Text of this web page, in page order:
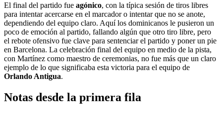
El final del partido fue agónico, con la típica sesión de tiros libres
para intentar acercarse en el marcador o intentar que no se anote,
dependiendo del equipo claro. Aquí los dominicanos le pusieron un
poco de emoción al partido, fallando algún que otro tiro libre, pero
el rebote ofensivo fue clave para sentenciar el partido y poner un pie
en Barcelona. La celebración final del equipo en medio de la pista,
con Martínez como maestro de ceremonias, no fue más que un claro
ejemplo de lo que significaba esta victoria para el equipo de
Orlando Antigua.
Notas desde la primera fila